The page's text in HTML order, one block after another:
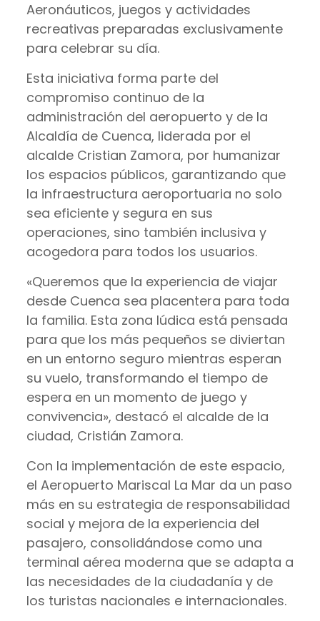
Aeronáuticos, juegos y actividades
recreativas preparadas exclusivamente
para celebrar su día.
Esta iniciativa forma parte del
compromiso continuo de la
administración del aeropuerto y de la
Alcaldía de Cuenca, liderada por el
alcalde Cristian Zamora, por humanizar
los espacios públicos, garantizando que
la infraestructura aeroportuaria no solo
sea eficiente y segura en sus
operaciones, sino también inclusiva y
acogedora para todos los usuarios.
«Queremos que la experiencia de viajar
desde Cuenca sea placentera para toda
la familia. Esta zona lúdica está pensada
para que los más pequeños se diviertan
en un entorno seguro mientras esperan
su vuelo, transformando el tiempo de
espera en un momento de juego y
convivencia», destacó el alcalde de la
ciudad, Cristián Zamora.
Con la implementación de este espacio,
el Aeropuerto Mariscal La Mar da un paso
más en su estrategia de responsabilidad
social y mejora de la experiencia del
pasajero, consolidándose como una
terminal aérea moderna que se adapta a
las necesidades de la ciudadanía y de
los turistas nacionales e internacionales.